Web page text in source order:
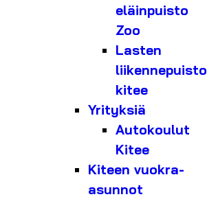
eläinpuisto
Zoo
Lasten
liikennepuisto
kitee
Yrityksiä
Autokoulut
Kitee
Kiteen vuokra-
asunnot